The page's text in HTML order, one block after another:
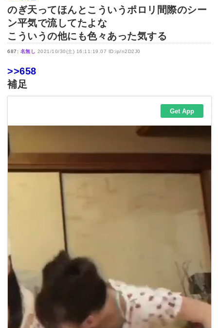
のぎ天ってほんとこういうポロリ間際のシー
ン平気で流してたよな
こういうの他にも色々あった気する
687: 名無し 2021/10/30(土) 16:11:19.07 ID:ip/n2D2J0
>>658
補足